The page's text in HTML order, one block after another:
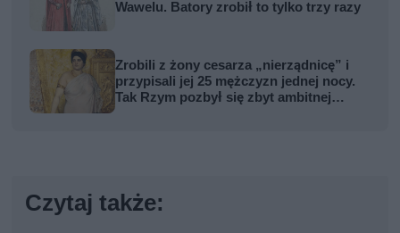
Wawelu. Batory zrobił to tylko trzy razy
Zrobili z żony cesarza „nierządnicę” i
przypisali jej 25 mężczyzn jednej nocy.
Tak Rzym pozbył się zbyt ambitnej
Czytaj także: